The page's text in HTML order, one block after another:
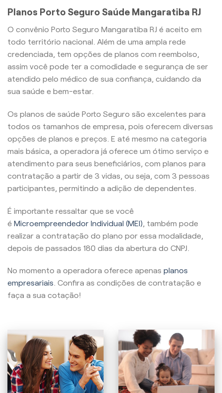
Planos Porto Seguro Saúde Mangaratiba RJ
O convênio Porto Seguro Mangaratiba RJ é aceito em
todo território nacional. Além de uma ampla rede
credenciada, tem opções de planos com reembolso,
assim você pode ter a comodidade e segurança de ser
atendido pelo médico de sua confiança, cuidando da
sua saúde e bem-estar.
Os planos de saúde Porto Seguro são excelentes para
todos os tamanhos de empresa, pois oferecem diversas
opções de planos e preços. E até mesmo na categoria
mais básica, a operadora já oferece um ótimo serviço e
atendimento para seus beneficiários, com planos para
contratação a partir de 3 vidas, ou seja, com 3 pessoas
participantes, permitindo a adição de dependentes.
É importante ressaltar que se você
é Microempreendedor Individual (MEI) , também pode
realizar a contratação do plano por essa modalidade,
depois de passados 180 dias da abertura do CNPJ.
No momento a operadora oferece apenas planos
empresariais . Confira as condições de contratação e
faça a sua cotação!